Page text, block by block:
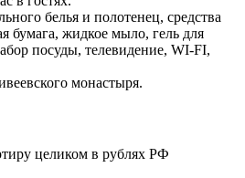
белья и полотенец, средства
бумага, жидкое мыло, гель для
посуды, телевидение, WI-FI,
монастыря.
целиком в рублях РФ